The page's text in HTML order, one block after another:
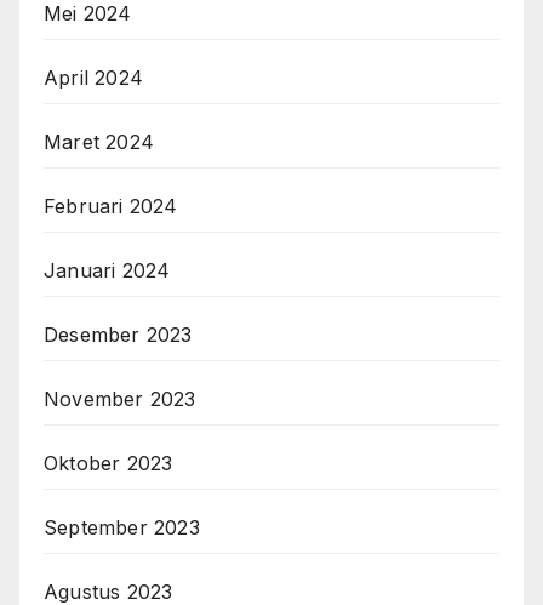
Mei 2024
April 2024
Maret 2024
Februari 2024
Januari 2024
Desember 2023
November 2023
Oktober 2023
September 2023
Agustus 2023